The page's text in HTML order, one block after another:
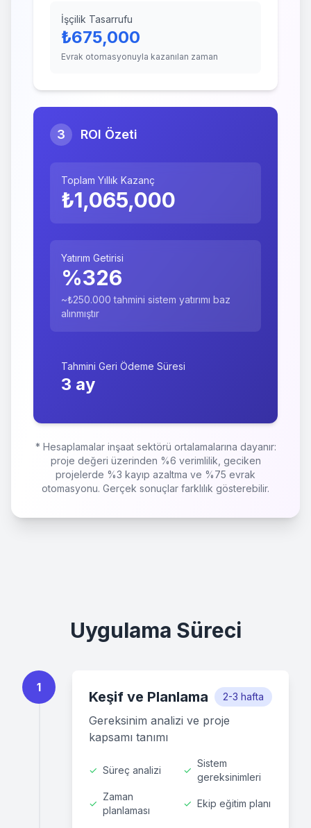
İşçilik Tasarrufu
₺675,000
Evrak otomasyonuyla kazanılan zaman
3 ROI Özeti
Toplam Yıllık Kazanç
₺1,065,000
Yatırım Getirisi
%326
~₺250.000 tahmini sistem yatırımı baz
alınmıştır
Tahmini Geri Ödeme Süresi
3 ay
* Hesaplamalar inşaat sektörü ortalamalarına dayanır:
proje değeri üzerinden %6 verimlilik, geciken
projelerde %3 kayıp azaltma ve %75 evrak
otomasyonu. Gerçek sonuçlar farklılık gösterebilir.
Uygulama Süreci
1
Keşif ve Planlama 2-3 hafta
Gereksinim analizi ve proje
kapsamı tanımı
✓ Süreç analizi ✓
Sistem
gereksinimleri
✓
Zaman
planlaması
✓ Ekip eğitim planı